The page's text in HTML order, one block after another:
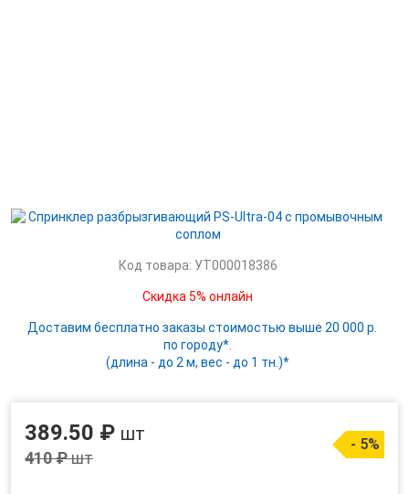
Код товара: УТ000018386
Скидка 5% онлайн
Доставим бесплатно заказы стоимостью выше 20 000 р.
по городу*.
(длина - до 2 м, вес - до 1 тн.)*
389.50 ₽ шт
410 ₽шт
- 5%